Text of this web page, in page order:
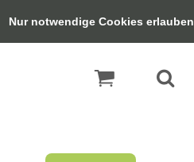
Nur notwendige Cookies erlauben